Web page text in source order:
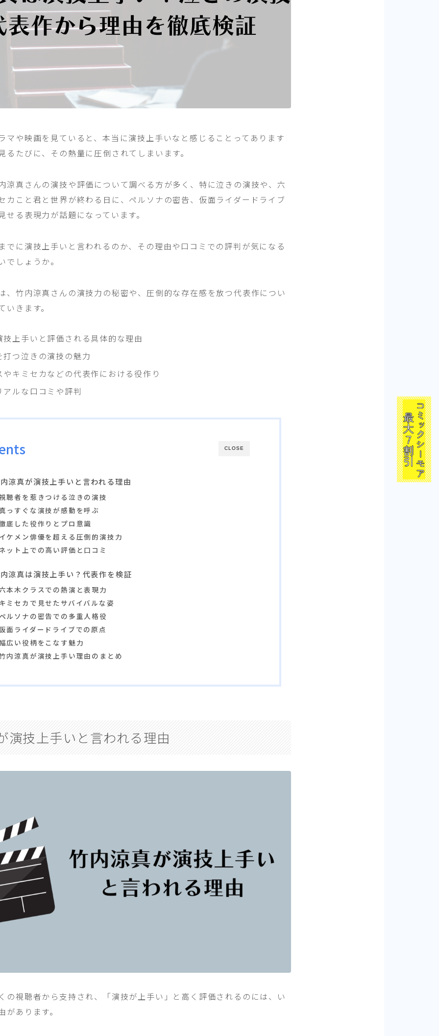
マや映画を見ていると、本当に演技上手いなと感じることってあります
るたびに、その熱量に圧倒されてしまいます。
涼真さんの演技や評価について調べる方が多く、特に泣きの演技や、六
カこと君と世界が終わる日に、ペルソナの密告、仮面ライダードライブ
せる表現力が話題になっています。
でに演技上手いと言われるのか、その理由や口コミでの評判が気になる
でしょうか。
、竹内涼真さんの演技力の秘密や、圧倒的な存在感を放つ代表作につい
きます。
技上手いと評価される具体的な理由
つ泣きの演技の魅力
キミセカなどの代表作における役作り
ルな口コミや評判
CLOSE
涼真が演技上手いと言われる理由
聴者を惹きつける泣きの演技
っすぐな演技が感動を呼ぶ
底した役作りとプロ意識
ケメン俳優を超える圧倒的演技力
ット上での高い評価と口コミ
涼真は演技上手い？代表作を検証
本木クラスでの熱演と表現力
ミセカで見せたサバイバルな姿
ルソナの密告での多重人格役
面ライダードライブでの原点
広い役柄をこなす魅力
内涼真が演技上手い理由のまとめ
演技上手いと言われる理由
の視聴者から支持され、「演技が上手い」と高く評価されるのには、い
あります。